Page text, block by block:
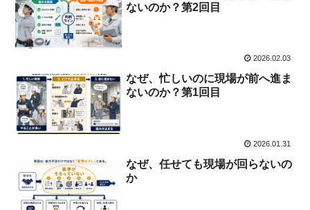
ないのか？第2回目
2026.02.03
なぜ、忙しいのに現場が前へ進ま
ないのか？第1回目
2026.01.31
なぜ、任せても現場が回らないの
か